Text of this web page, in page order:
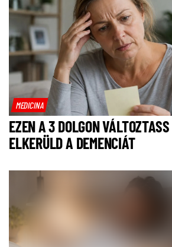
MEDICINA
EZEN A 3 DOLGON
ELKERÜLD A DEMENCIÁT